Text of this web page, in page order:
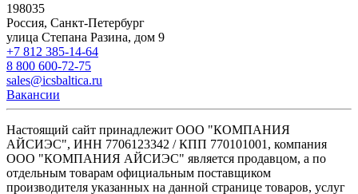
198035
Россия, Санкт-Петербург
улица Степана Разина, дом 9
+7 812 385-14-64
8 800 600-72-75
sales@icsbaltica.ru
Вакансии
Настоящий сайт принадлежит ООО "КОМПАНИЯ
АЙСИЭС", ИНН 7706123342 / КПП 770101001, компания
ООО "КОМПАНИЯ АЙСИЭС" является продавцом, а по
отдельным товарам официальным поставщиком
производителя указанных на данной странице товаров, услуг